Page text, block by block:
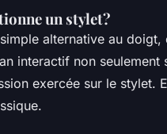
un stylet?
alternative au
interactif non
exercée sur le stylet.